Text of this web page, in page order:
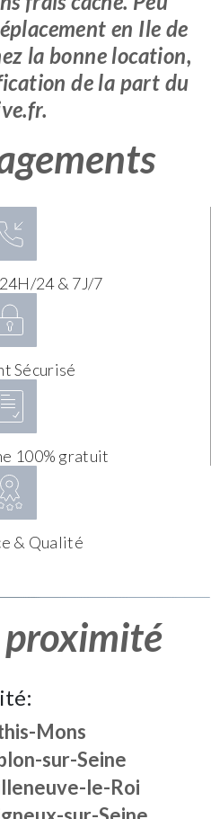
en Ile de
la bonne location,
de la part du
24 & 7J/7
Sécurisé
100% gratuit
& Qualité
proximité
Mons
sur-Seine
le-Roi